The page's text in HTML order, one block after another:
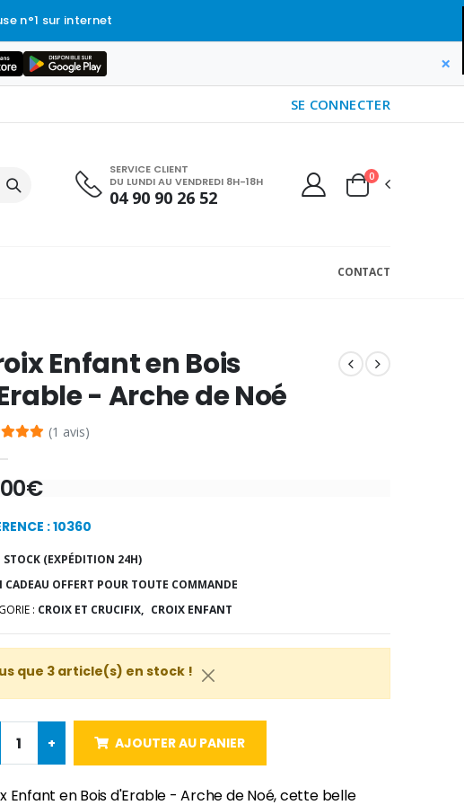
n°1 sur internet
×
SE CONNECTER
SERVICE CLIENT
DU LUNDI AU VENDREDI 8H-18H
04 90 90 26 52
0
CONTACT
Enfant en Bois
- Arche de Noé
(1 avis)
: 10360
STOCK (EXPÉDITION 24H)
CADEAU OFFERT POUR TOUTE COMMANDE
: CROIX ET CRUCIFIX, CROIX ENFANT
que 3 article(s) en stock !
+ AJOUTER AU PANIER
Enfant en Bois d'Erable - Arche de Noé, cette belle